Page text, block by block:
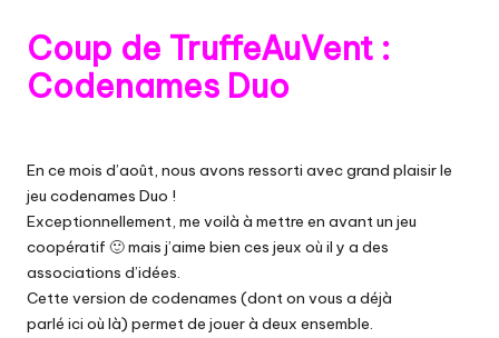
Coup de TruffeAuVent :
Codenames Duo
En ce mois d’août, nous avons ressorti avec grand plaisir le
jeu codenames Duo !
Exceptionnellement, me voilà à mettre en avant un jeu
coopératif 🙂 mais j’aime bien ces jeux où il y a des
associations d’idées.
Cette version de codenames (dont on vous a déjà
parlé ici où là) permet de jouer à deux ensemble.